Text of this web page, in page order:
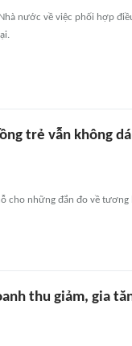
nước về việc phối hợp
trẻ vẫn không
cho những đắn đo về tương
thu giảm, gia